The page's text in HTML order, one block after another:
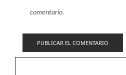
comentario.